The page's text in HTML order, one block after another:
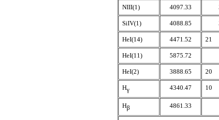
NIII(1) 4097.33
SiIV(1) 4088.85
HeI(14) 4471.52 21
HeI(11) 5875.72
HeI(2) 3888.65 20
Hγ 4340.47 10
Hβ 4861.33